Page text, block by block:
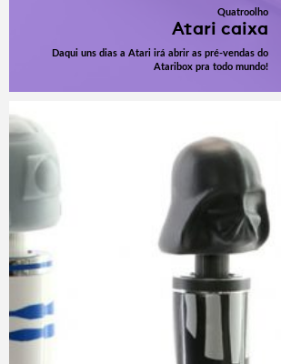
Quatroolho
Atari caixa
Daqui uns dias a Atari irá abrir as pré-vendas do
Ataribox pra todo mundo!